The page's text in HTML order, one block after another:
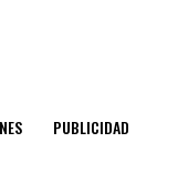
PUBLICIDAD